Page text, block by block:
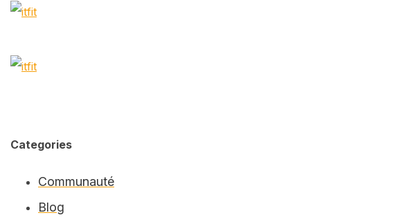
Categories
Communauté
Blog